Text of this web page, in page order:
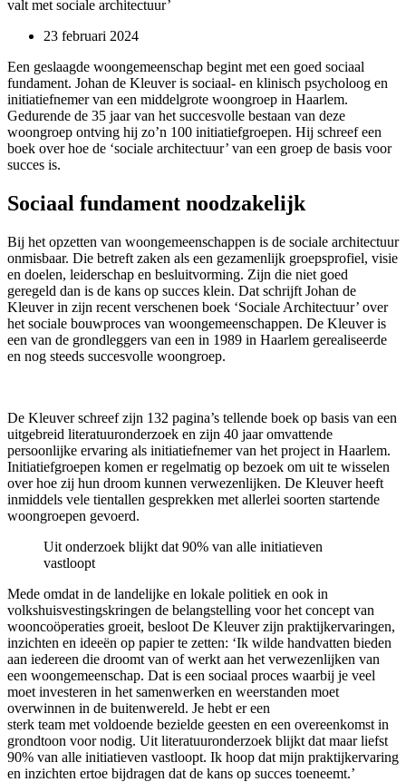
valt met sociale architectuur’
23 februari 2024
Een geslaagde woongemeenschap begint met een goed sociaal
fundament. Johan de Kleuver is sociaal- en klinisch psycholoog en
initiatiefnemer van een middelgrote woongroep in Haarlem.
Gedurende de 35 jaar van het succesvolle bestaan van deze
woongroep ontving hij zo’n 100 initiatiefgroepen. Hij schreef een
boek over hoe de ‘sociale architectuur’ van een groep de basis voor
succes is.
Sociaal fundament noodzakelijk
Bij het opzetten van woongemeenschappen is de sociale architectuur
onmisbaar. Die betreft zaken als een gezamenlijk groepsprofiel, visie
en doelen, leiderschap en besluitvorming. Zijn die niet goed
geregeld dan is de kans op succes klein. Dat schrijft Johan de
Kleuver in zijn recent verschenen boek ‘Sociale Architectuur’ over
het sociale bouwproces van woongemeenschappen. De Kleuver is
een van de grondleggers van een in 1989 in Haarlem gerealiseerde
en nog steeds succesvolle woongroep.
De Kleuver schreef zijn 132 pagina’s tellende boek op basis van een
uitgebreid literatuuronderzoek en zijn 40 jaar omvattende
persoonlijke ervaring als initiatiefnemer van het project in Haarlem.
Initiatiefgroepen komen er regelmatig op bezoek om uit te wisselen
over hoe zij hun droom kunnen verwezenlijken. De Kleuver heeft
inmiddels vele tientallen gesprekken met allerlei soorten startende
woongroepen gevoerd.
Uit onderzoek blijkt dat 90% van alle initiatieven
vastloopt
Mede omdat in de landelijke en lokale politiek en ook in
volkshuisvestingskringen de belangstelling voor het concept van
wooncoöperaties groeit, besloot De Kleuver zijn praktijkervaringen,
inzichten en ideeën op papier te zetten: ‘Ik wilde handvatten bieden
aan iedereen die droomt van of werkt aan het verwezenlijken van
een woongemeenschap. Dat is een sociaal proces waarbij je veel
moet investeren in het samenwerken en weerstanden moet
overwinnen in de buitenwereld. Je hebt er een
sterk team met voldoende bezielde geesten en een overeenkomst in
grondtoon voor nodig. Uit literatuuronderzoek blijkt dat maar liefst
90% van alle initiatieven vastloopt. Ik hoop dat mijn praktijkervaring
en inzichten ertoe bijdragen dat de kans op succes toeneemt.’